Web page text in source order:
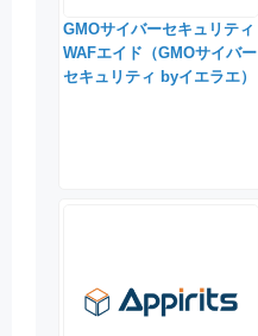
GMOサイバーセキュリティ
WAFエイド（GMOサイバー
セキュリティ byイエラエ）